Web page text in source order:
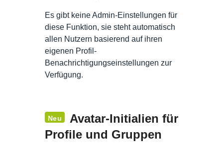
Es gibt keine Admin-Einstellungen für
diese Funktion, sie steht automatisch
allen Nutzern basierend auf ihren
eigenen Profil-
Benachrichtigungseinstellungen zur
Verfügung.
Neu
Avatar-Initialien für
Profile und Gruppen